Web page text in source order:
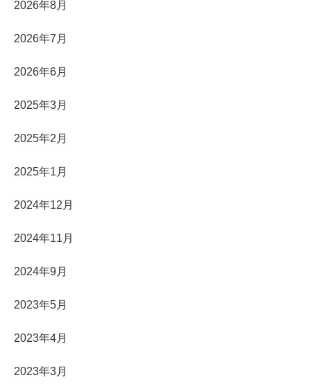
2026年8月
2026年7月
2026年6月
2025年3月
2025年2月
2025年1月
2024年12月
2024年11月
2024年9月
2023年5月
2023年4月
2023年3月